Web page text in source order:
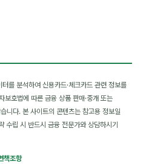
를 분석하여 신용카드·체크카드 관련 정보를
보호법에 따른 금융 상품 판매·중개 또는
니다. 본 사이트의 콘텐츠는 참고용 정보일
수립 시 반드시 금융 전문가와 상담하시기
책조항